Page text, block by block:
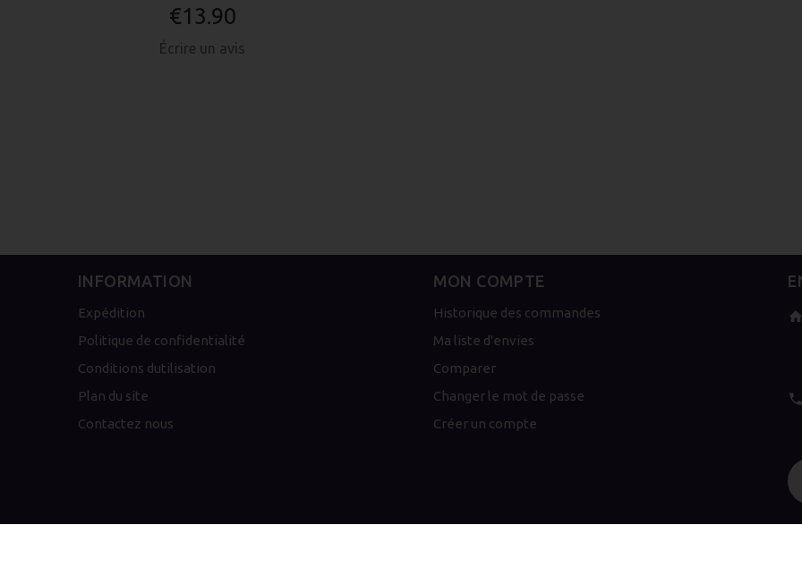
€13.90
Écrire un avis
INFORMATION
Expédition
Politique de confidentialité
Conditions dutilisation
Plan du site
Contactez nous
MON COMPTE
Historique des commandes
Ma liste d'envies
Comparer
Changer le mot de passe
Créer un compte